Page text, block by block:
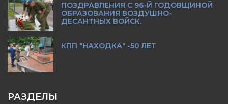
ПОЗДРАВЛЕНИЯ С 96-Й ГОДОВЩИНОЙ
ОБРАЗОВАНИЯ ВОЗДУШНО-
ДЕСАНТНЫХ ВОЙСК.
КПП "НАХОДКА" -50 ЛЕТ
РАЗДЕЛЫ